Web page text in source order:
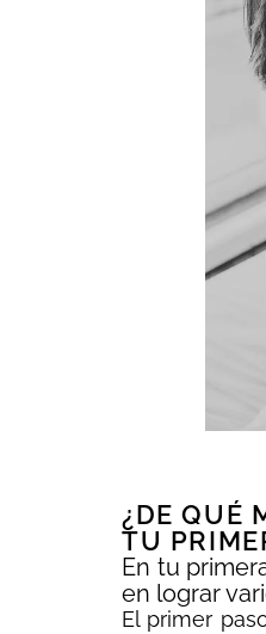
¿DE QUÉ
TU
En tu
en lograr
El primer